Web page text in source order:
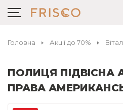
Головна Акції до 70%
ПОЛИЦЯ ПІДВІСНА
ПРАВА